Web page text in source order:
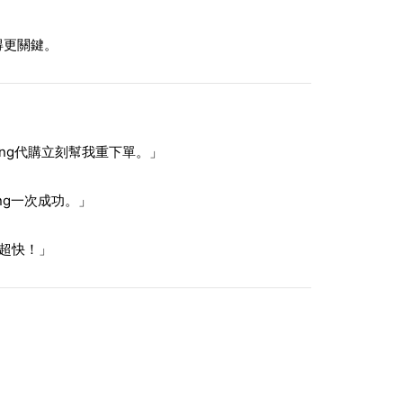
關鍵。
代購立刻幫我重下單。」
次成功。」
快！」